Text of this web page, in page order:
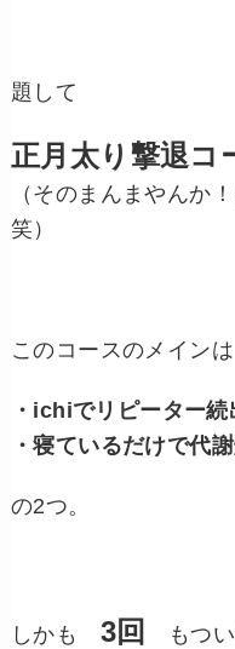
題して
正月太り撃退コ
（そのまんまやんか
笑）
このコースのメインは
・ichiでリピーター
・寝ているだけで代
の2つ。
しかも 3回 もつい